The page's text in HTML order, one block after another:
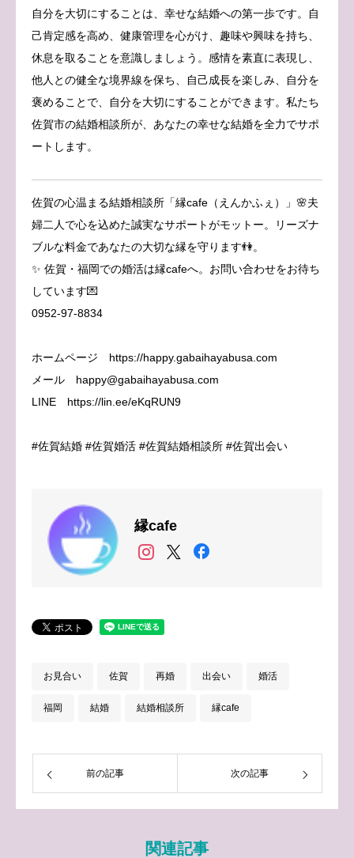
自分を大切にすることは、幸せな結婚への第一歩です。自
己肯定感を高め、健康管理を心がけ、趣味や興味を持ち、
休息を取ることを意識しましょう。感情を素直に表現し、
他人との健全な境界線を保ち、自己成長を楽しみ、自分を
褒めることで、自分を大切にすることができます。私たち
佐賀市の結婚相談所が、あなたの幸せな結婚を全力でサポ
ートします。
佐賀の心温まる結婚相談所「縁cafe（えんかふぇ）」🌸夫
婦二人で心を込めた誠実なサポートがモットー。リーズナ
ブルな料金であなたの大切な縁を守ります👫。
✨ 佐賀・福岡での婚活は縁cafeへ。お問い合わせをお待ち
しています💌
0952-97-8834
ホームページ https://happy.gabaihayabusa.com
メール happy@gabaihayabusa.com
LINE https://lin.ee/eKqRUN9
#佐賀結婚 #佐賀婚活 #佐賀結婚相談所 #佐賀出会い
縁cafe
お見合い 佐賀 再婚 出会い 婚活
福岡 結婚 結婚相談所 縁cafe
前の記事 次の記事
関連記事